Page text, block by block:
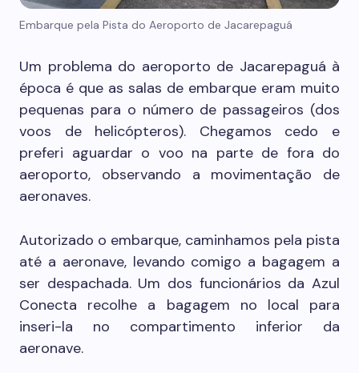
Embarque pela Pista do Aeroporto de Jacarepaguá
Um problema do aeroporto de Jacarepaguá à
época é que as salas de embarque eram muito
pequenas para o número de passageiros (dos
voos de helicópteros). Chegamos cedo e
preferi aguardar o voo na parte de fora do
aeroporto, observando a movimentação de
aeronaves.
Autorizado o embarque, caminhamos pela pista
até a aeronave, levando comigo a bagagem a
ser despachada. Um dos funcionários da Azul
Conecta recolhe a bagagem no local para
inseri-la no compartimento inferior da
aeronave.